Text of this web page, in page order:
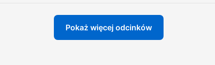
Pokaż więcej odcinków